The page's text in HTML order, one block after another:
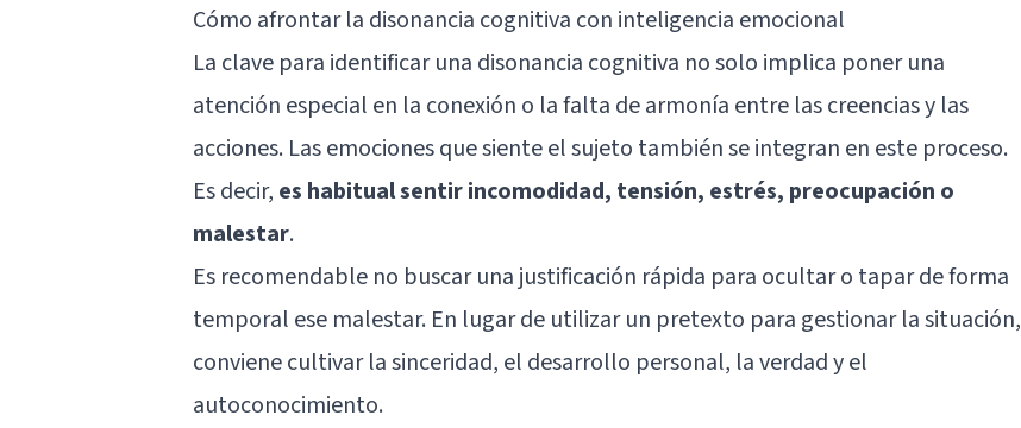
Cómo afrontar la disonancia cognitiva con inteligencia emocional
La clave para identificar una disonancia cognitiva no solo implica poner una
atención especial en la conexión o la falta de armonía entre las creencias y las
acciones. Las emociones que siente el sujeto también se integran en este proceso.
Es decir, es habitual sentir incomodidad, tensión, estrés, preocupación o
malestar.
Es recomendable no buscar una justificación rápida para ocultar o tapar de forma
temporal ese malestar. En lugar de utilizar un pretexto para gestionar la situación,
conviene cultivar la sinceridad, el desarrollo personal, la verdad y el
autoconocimiento.